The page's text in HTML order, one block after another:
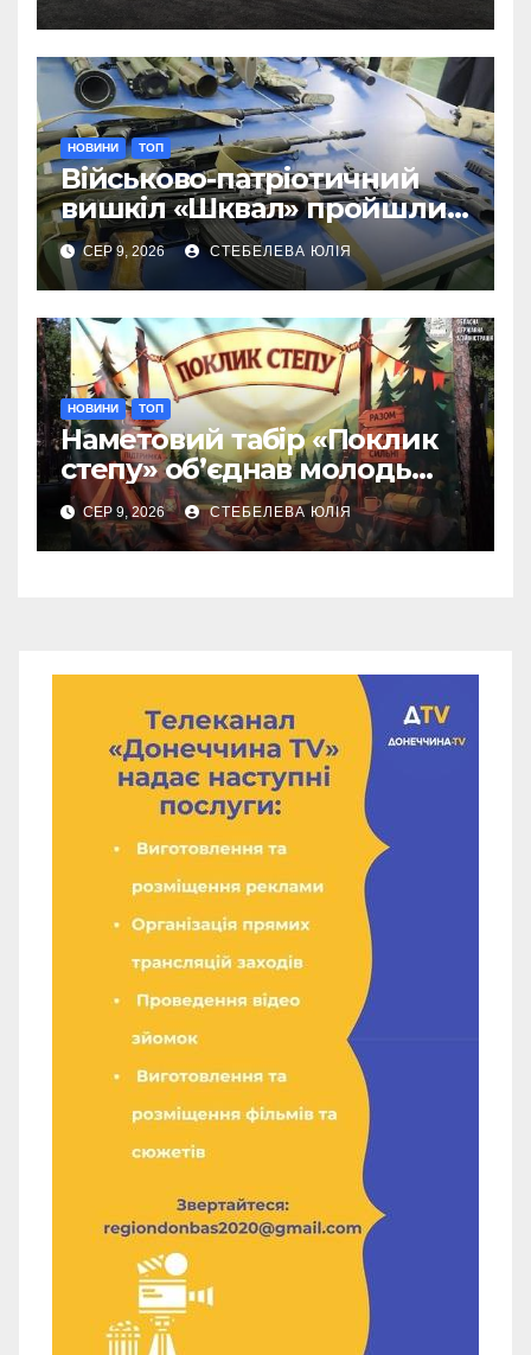
НОВИНИ ТОП
Військово-патріотичний
вишкіл «Шквал» пройшли
80 представників молоді
Донеччини
СЕР 9, 2026 СТЕБЕЛЕВА ЮЛІЯ
НОВИНИ ТОП
Наметовий табір «Поклик
степу» об’єднав молодь
Донеччини
СЕР 9, 2026 СТЕБЕЛЕВА ЮЛІЯ